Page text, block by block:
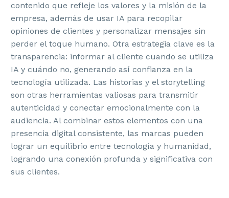
contenido que refleje los valores y la misión de la
empresa, además de usar IA para recopilar
opiniones de clientes y personalizar mensajes sin
perder el toque humano. Otra estrategia clave es la
transparencia: informar al cliente cuando se utiliza
IA y cuándo no, generando así confianza en la
tecnología utilizada. Las historias y el storytelling
son otras herramientas valiosas para transmitir
autenticidad y conectar emocionalmente con la
audiencia. Al combinar estos elementos con una
presencia digital consistente, las marcas pueden
lograr un equilibrio entre tecnología y humanidad,
logrando una conexión profunda y significativa con
sus clientes.